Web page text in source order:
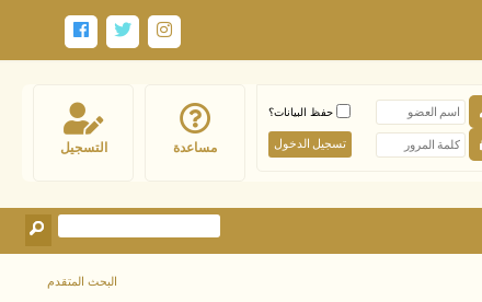
التسجيل مساعدة
حفظ البيانات؟
البحث المتقدم